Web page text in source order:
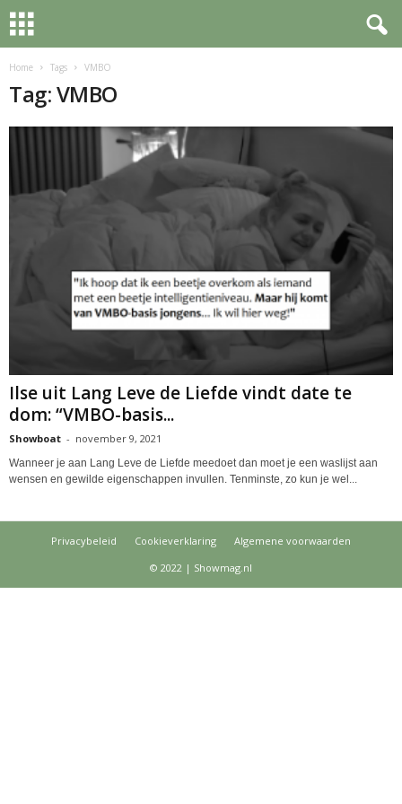
Home Tags VMBO
Tag: VMBO
Ilse uit Lang Leve de Liefde vindt date te
dom: “VMBO-basis...
Showboat - november 9, 2021
Wanneer je aan Lang Leve de Liefde meedoet dan moet je een waslijst aan
wensen en gewilde eigenschappen invullen. Tenminste, zo kun je wel...
Privacybeleid Cookieverklaring
Algemene voorwaarden
© 2022 | Showmag.nl